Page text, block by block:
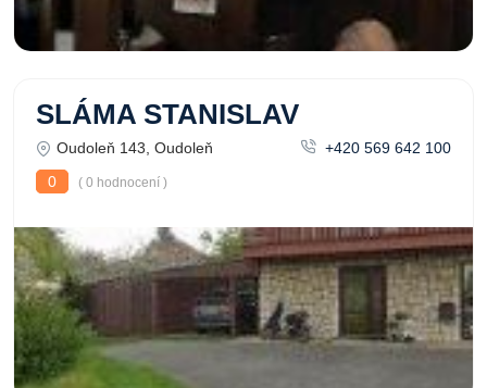
SLÁMA STANISLAV
Oudoleň 143, Oudoleň
+420 569 642 100
0
( 0 hodnocení )